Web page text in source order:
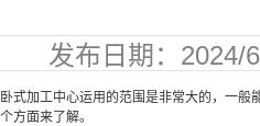
发布日期： 2024/
卧式加工中心运用的范围是非常大的，一
个方面来了解。